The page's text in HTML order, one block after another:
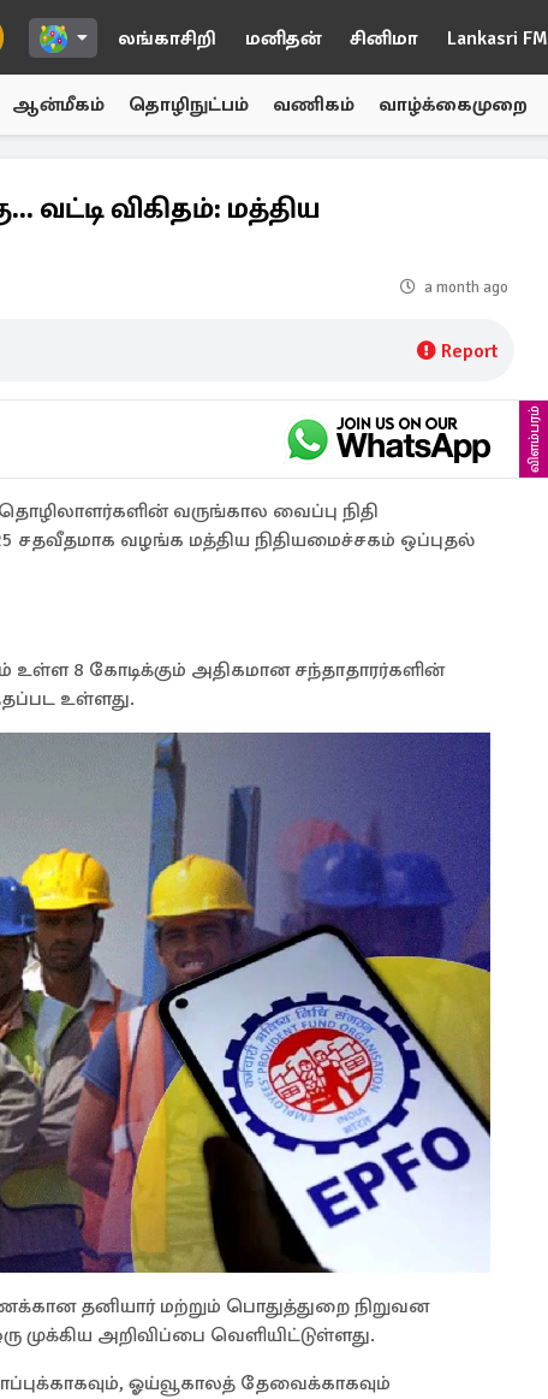
லங்காசிறி மனிதன் சினிமா Lankasri FM
ஆன்மீகம் தொழிநுட்பம் வணிகம் வாழ்க்கைமுறை
வட்டி விகிதம்: மத்திய
a month ago
Report
விளம்பரம்
வருங்கால வைப்பு நிதி
சதவீதமாக வழங்க மத்திய நிதியமைச்சகம் ஒப்புதல்
உள்ள 8 கோடிக்கும் அதிகமான சந்தாதாரர்களின்
உள்ளது.
தனியார் மற்றும் பொதுத்துறை நிறுவன
முக்கிய அறிவிப்பை வெளியிட்டுள்ளது.
ஓய்வூகாலத் தேவைக்காகவும்